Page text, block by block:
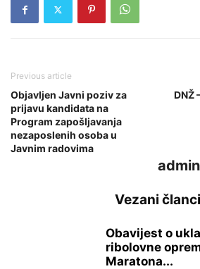
Previous article
Objavljen Javni poziv za
prijavu kandidata na
Program zapošljavanja
nezaposlenih osoba u
Javnim radovima
DNŽ
admin
Vezani članci
Obavijest o
ribolovne
Maratona...